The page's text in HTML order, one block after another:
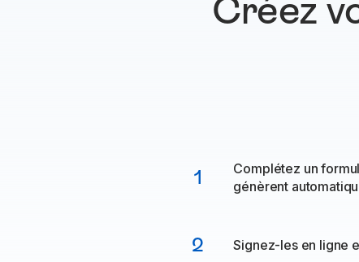
Créez
1
Complétez un
génèrent
2 Signez-les en ligne